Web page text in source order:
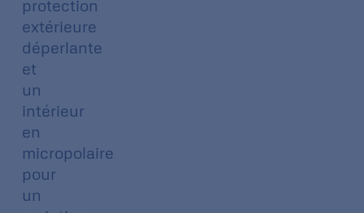
protection
extérieure
déperlante
et
un
intérieur
en
micropolaire
pour
un